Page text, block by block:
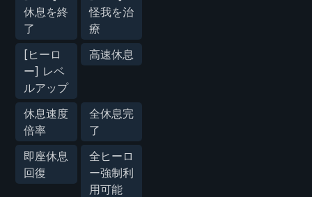
休息を終
了
怪我を治
療
[ヒーロ
ー] レベ
ルアップ
高速休息
休息速度
倍率
全休息完
了
即座休息
回復
全ヒーロ
ー強制利
用可能